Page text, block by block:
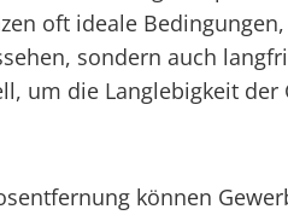
oft ideale
sondern auch
um die Langlebigkeit
können